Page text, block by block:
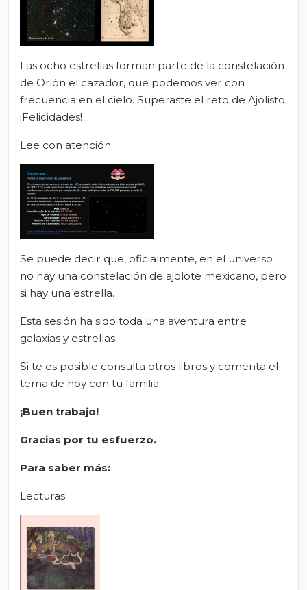
Las ocho estrellas forman parte de la constelación
de Orión el cazador, que podemos ver con
frecuencia en el cielo. Superaste el reto de Ajolisto.
¡Felicidades!
Lee con atención:
Se puede decir que, oficialmente, en el universo
no hay una constelación de ajolote mexicano, pero
si hay una estrella.
Esta sesión ha sido toda una aventura entre
galaxias y estrellas.
Si te es posible consulta otros libros y comenta el
tema de hoy con tu familia.
¡Buen trabajo!
Gracias por tu esfuerzo.
Para saber más:
Lecturas